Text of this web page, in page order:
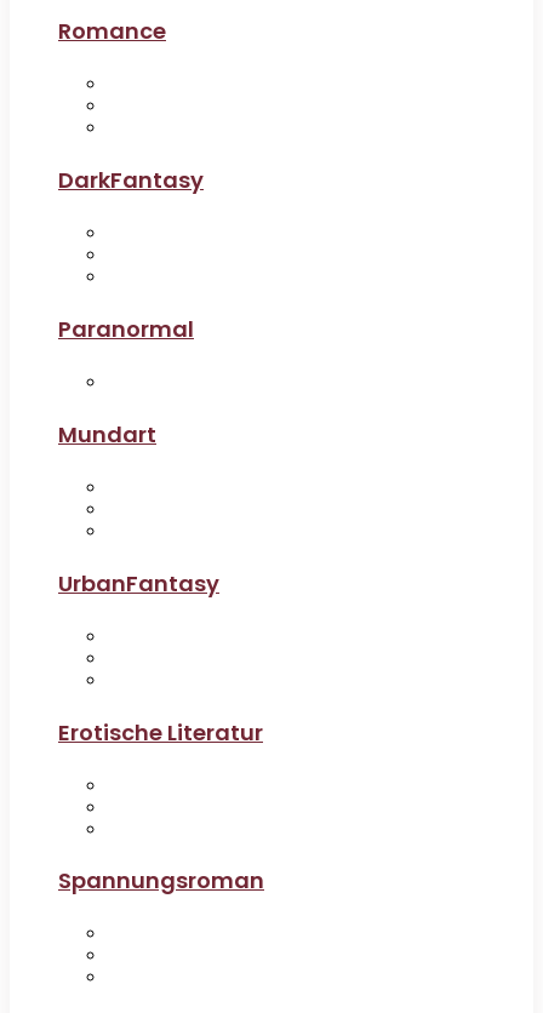
Romance
DarkFantasy
Paranormal
Mundart
UrbanFantasy
Erotische Literatur
Spannungsroman